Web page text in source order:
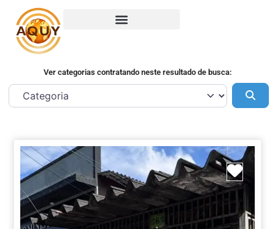
Ver categorias contratando neste resultado de busca: